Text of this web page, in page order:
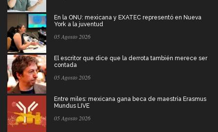
En la ONU: mexicana y EXATEC representó en Nueva
York a la juventud
05 Agosto 2026
El escritor que dice que la derrota también merece ser
contada
05 Agosto 2026
Entre miles: mexicana gana beca de maestría Erasmus
Mundus LIVE
05 Agosto 2026